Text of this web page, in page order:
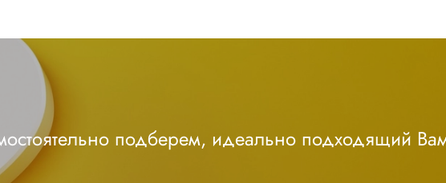
подберем, идеально подходящий